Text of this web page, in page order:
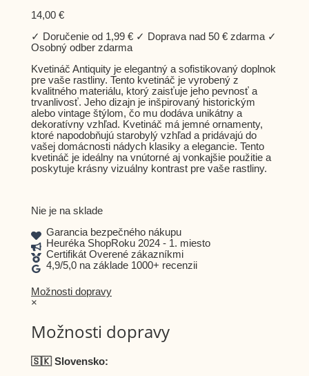
14,00€
✓ Doručenie od 1,99 € ✓ Doprava nad 50 € zdarma ✓
Osobný odber zdarma
Kvetináč Antiquity je elegantný a sofistikovaný doplnok
pre vaše rastliny. Tento kvetináč je vyrobený z
kvalitného materiálu, ktorý zaisťuje jeho pevnosť a
trvanlivosť. Jeho dizajn je inšpirovaný historickým
alebo vintage štýlom, čo mu dodáva unikátny a
dekoratívny vzhľad. Kvetináč má jemné ornamenty,
ktoré napodobňujú starobylý vzhľad a pridávajú do
vašej domácnosti nádych klasiky a elegancie. Tento
kvetináč je ideálny na vnútorné aj vonkajšie použitie a
poskytuje krásny vizuálny kontrast pre vaše rastliny.
Nie je na sklade
Garancia bezpečného nákupu
Heuréka ShopRoku 2024 - 1. miesto
Certifikát Overené zákazníkmi
4,9/5,0 na základe 1000+ recenzii
Možnosti dopravy
×
Možnosti dopravy
🇸🇰 Slovensko: